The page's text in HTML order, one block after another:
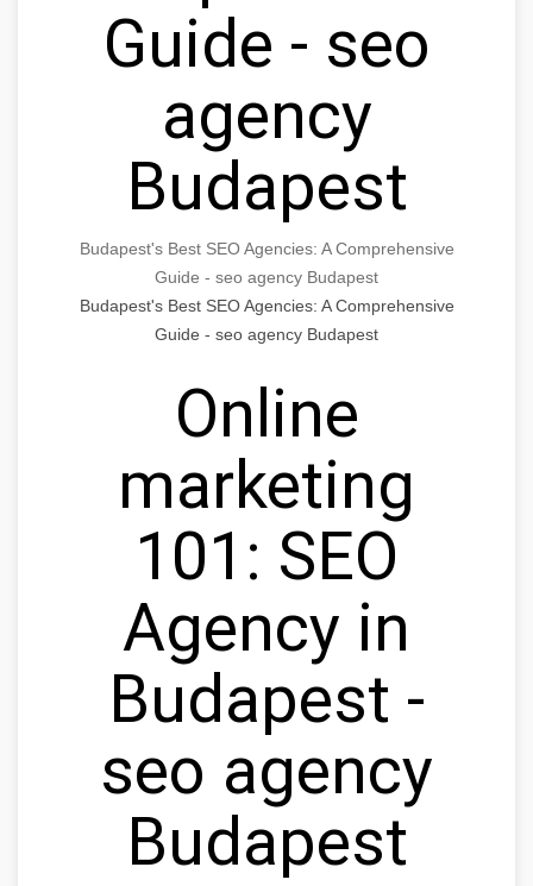
Guide - seo
agency
Budapest
Budapest's Best SEO Agencies: A Comprehensive
Guide - seo agency Budapest
Budapest's Best SEO Agencies: A Comprehensive
Guide - seo agency Budapest
Online
marketing
101: SEO
Agency in
Budapest -
seo agency
Budapest